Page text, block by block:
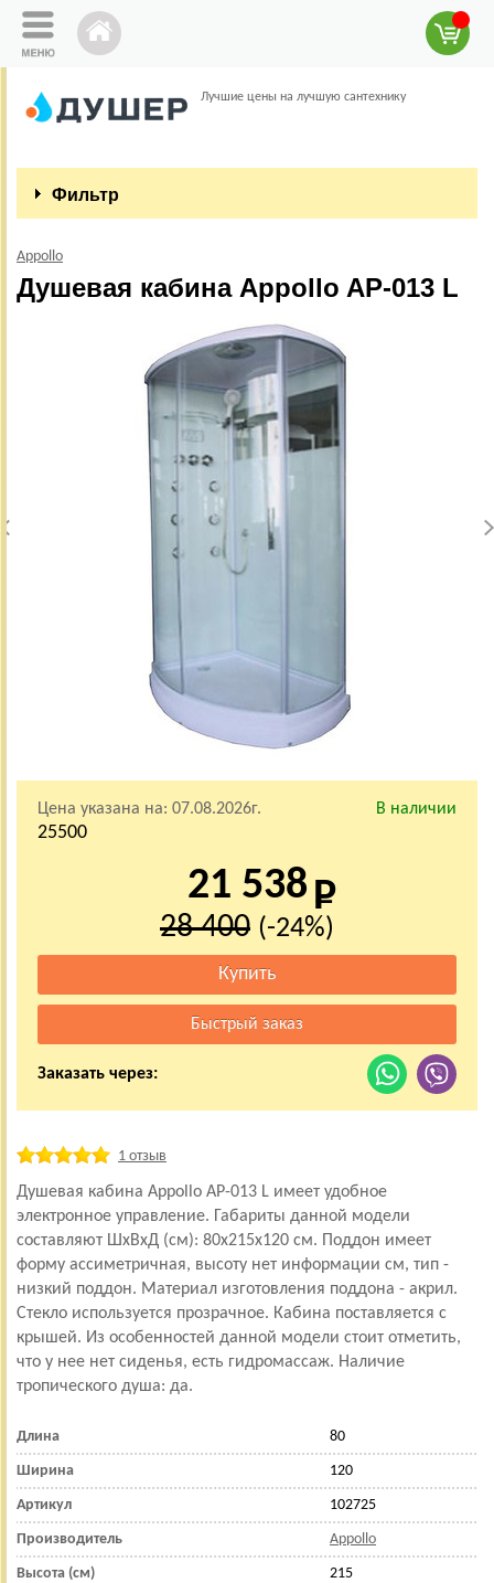
Лучшие цены на лучшую сантехнику
Фильтр
Appollo
Душевая кабина Appollo AP-013 L
Цена указана на: 07.08.2026г. В наличии
25500
21 538
28 400 (-24%)
Заказать через:
1 отзыв
Душевая кабина Appollo AP-013 L имеет удобное
электронное управление. Габариты данной модели
составляют ШхВхД (см): 80x215x120 см. Поддон имеет
форму ассиметричная, высоту нет информации см, тип -
низкий поддон. Материал изготовления поддона - акрил.
Стекло используется прозрачное. Кабина поставляется с
крышей. Из особенностей данной модели стоит отметить,
что у нее нет сиденья, есть гидромассаж. Наличие
тропического душа: да.
Длина 80
Ширина 120
Артикул 102725
Производитель Appollo
Высота (см) 215